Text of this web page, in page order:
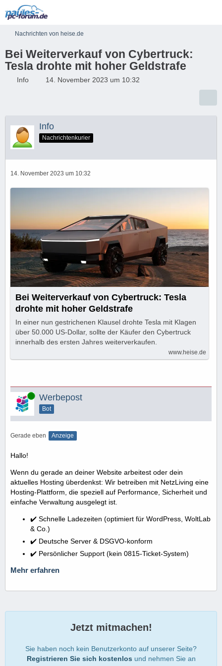
Nachrichten von heise.de
Bei Weiterverkauf von Cybertruck:
Tesla drohte mit hoher Geldstrafe
Info 14. November 2023 um 10:32
Info
Nachrichtenkurier
14. November 2023 um 10:32
Bei Weiterverkauf von Cybertruck: Tesla
drohte mit hoher Geldstrafe
In einer nun gestrichenen Klausel drohte Tesla mit Klagen
über 50.000 US-Dollar, sollte der Käufer den Cybertruck
innerhalb des ersten Jahres weiterverkaufen.
www.heise.de
Online Werbepost
Bot
Gerade eben Anzeige
Hallo!
Wenn du gerade an deiner Website arbeitest oder dein
aktuelles Hosting überdenkst: Wir betreiben mit NetzLiving eine
Hosting-Plattform, die speziell auf Performance, Sicherheit und
einfache Verwaltung ausgelegt ist.
✔️ Schnelle Ladezeiten (optimiert für WordPress, WoltLab
& Co.)
✔️ Deutsche Server & DSGVO-konform
✔️ Persönlicher Support (kein 0815-Ticket-System)
Mehr erfahren
Jetzt mitmachen!
Sie haben noch kein Benutzerkonto auf unserer Seite?
Registrieren Sie sich kostenlos und nehmen Sie an